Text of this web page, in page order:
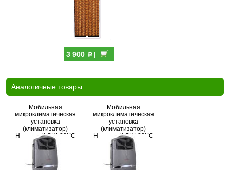
3 900 p|
Аналогичные товары
Мобильная
микроклиматическая
установка
(климатизатор)
Honeywell CHL30XC
Мобильная
микроклиматическая
установка
(климатизатор)
Honeywell CHL30XC